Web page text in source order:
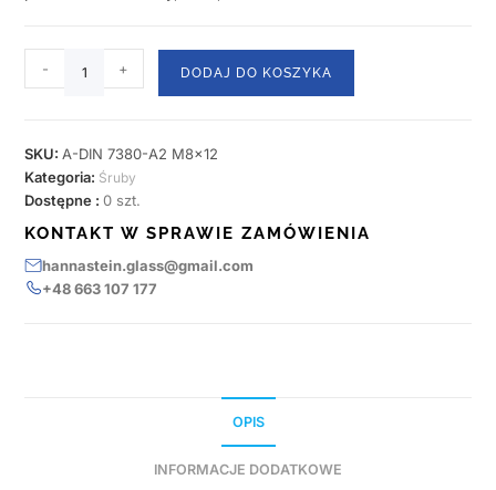
- + DODAJ DO KOSZYKA
SKU: A-DIN 7380-A2 M8x12
Kategoria: Śruby
Dostępne :0 szt.
KONTAKT W SPRAWIE ZAMÓWIENIA
hannastein.glass@gmail.com
+48 663 107 177
OPIS
INFORMACJE DODATKOWE